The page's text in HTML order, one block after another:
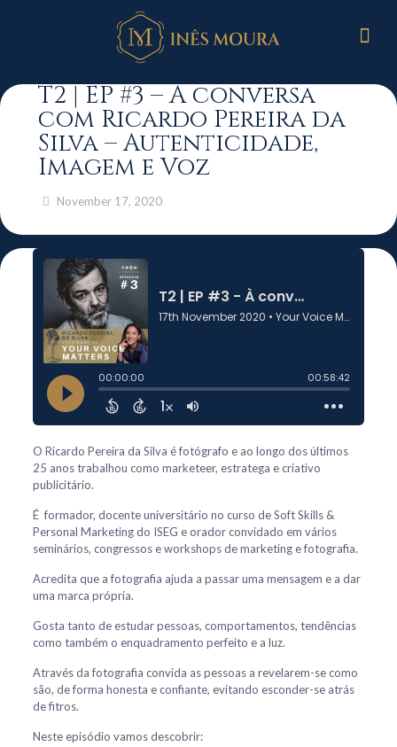
T2 | EP #3 – À conversa
com Ricardo Pereira da
Silva – Autenticidade,
Imagem e Voz
November 17, 2020
O Ricardo Pereira da Silva é fotógrafo e ao longo dos últimos
25 anos trabalhou como marketeer, estratega e criativo
publicitário.
É formador, docente universitário no curso de Soft Skills &
Personal Marketing do ISEG e orador convidado em vários
seminários, congressos e workshops de marketing e fotografia.
Acredita que a fotografia ajuda a passar uma mensagem e a dar
uma marca própria.
Gosta tanto de estudar pessoas, comportamentos, tendências
como também o enquadramento perfeito e a luz.
Através da fotografia convida as pessoas a revelarem-se como
são, de forma honesta e confiante, evitando esconder-se atrás
de fitros.
Neste episódio vamos descobrir: